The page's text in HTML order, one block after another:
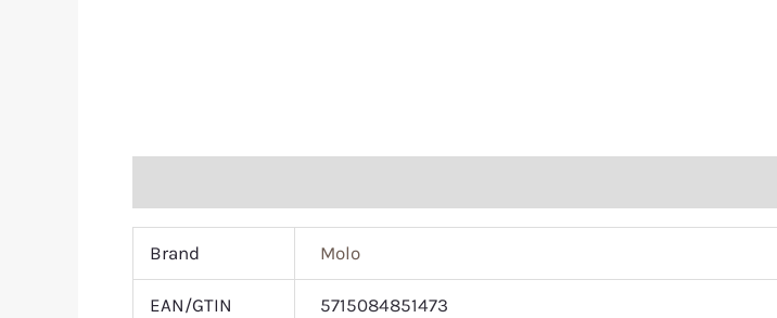
Brand Molo
EAN/GTIN 5715084851473